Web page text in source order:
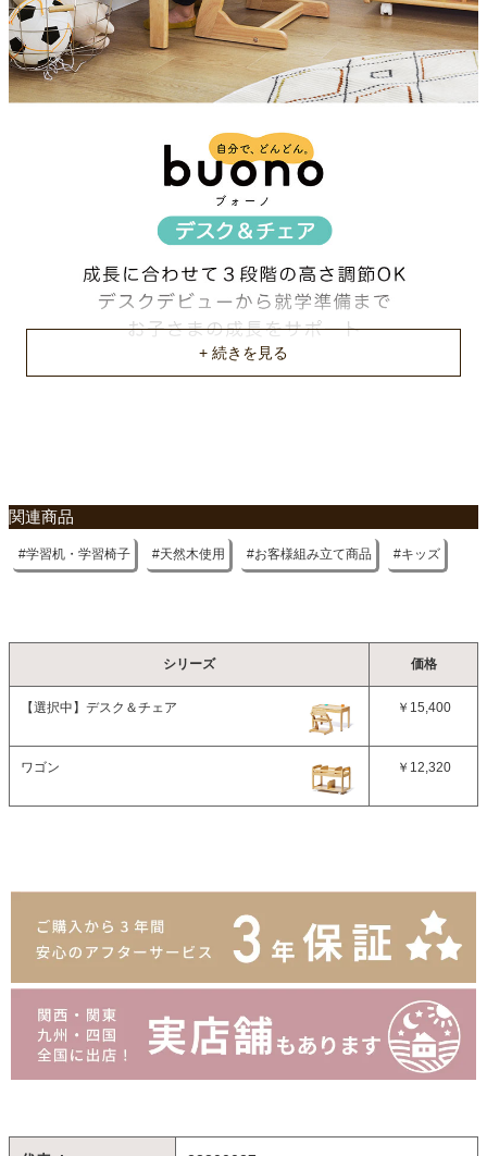
幅37×奥行36×高さ45(cm)
デスク天板の高さ
38/41/44cmの3段階調節
デスク天板30Kg/チェア座面30Kg
約74ｘ47ｘ20(cm)
約8.3/3kg
原産国
関連商品
学習机・学習椅子 天然木使用 お客様組み立て商品 キッズ
シリーズ 価格
【選択中】 デスク＆チェア ￥15,400
ワゴン ￥12,320